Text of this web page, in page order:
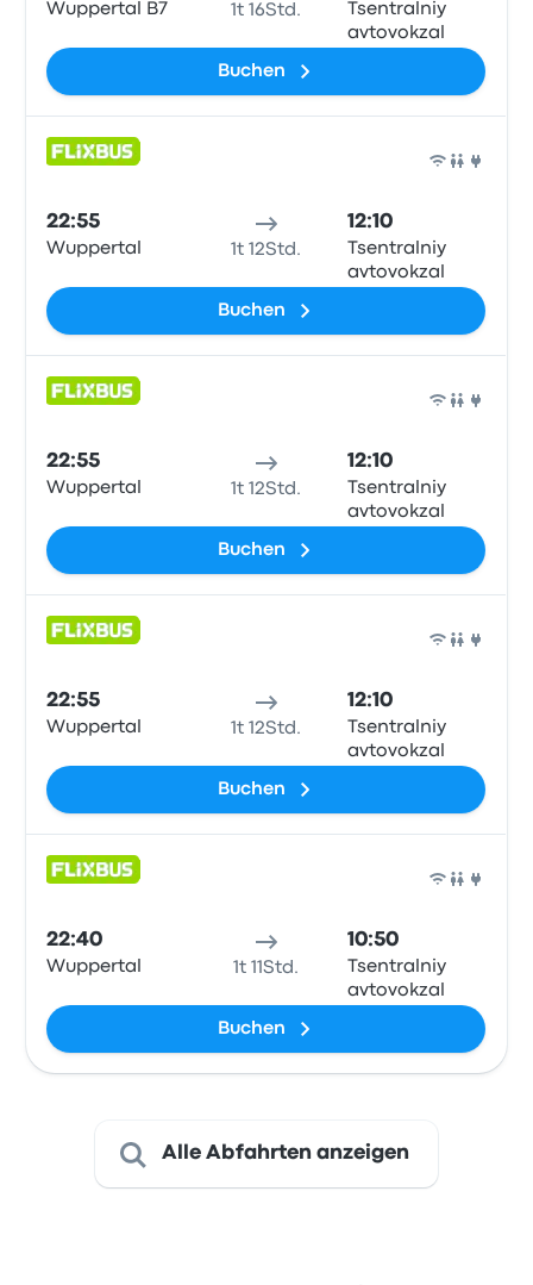
Wuppertal B7 1t 16Std.
Tsentralniy
avtovokzal
Buchen
22:55
Wuppertal 1t 12Std.
12:10
Tsentralniy
avtovokzal
Buchen
22:55
Wuppertal 1t 12Std.
12:10
Tsentralniy
avtovokzal
Buchen
22:55
Wuppertal 1t 12Std.
12:10
Tsentralniy
avtovokzal
Buchen
22:40
Wuppertal 1t 11Std.
10:50
Tsentralniy
avtovokzal
Buchen
Alle Abfahrten anzeigen